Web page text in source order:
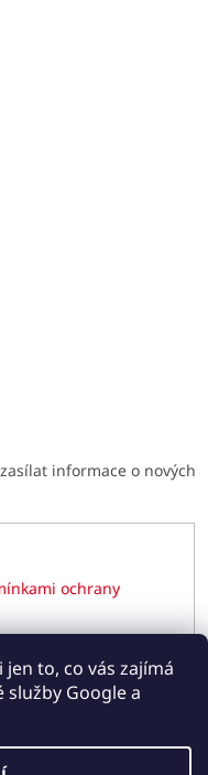
to, co vás zajímá
Google a
informace o nových
ochrany